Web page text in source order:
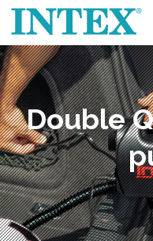
Double